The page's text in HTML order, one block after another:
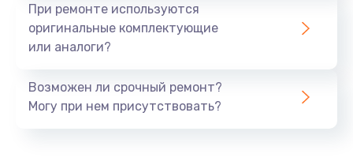
Ремонт блока питания
Заказать
При ремонте используются
оригинальные комплектующие
или аналоги?
Возможен ли срочный ремонт?
Могу при нем присутствовать?